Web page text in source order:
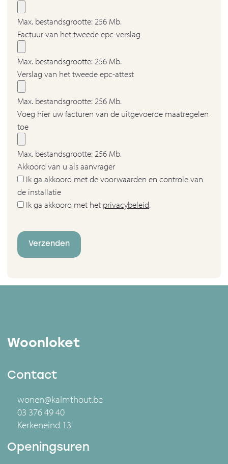
Max. bestandsgrootte: 256 Mb.
Factuur van het tweede epc-verslag
Max. bestandsgrootte: 256 Mb.
Verslag van het tweede epc-attest
Max. bestandsgrootte: 256 Mb.
Voeg hier uw facturen van de uitgevoerde maatregelen
toe
Max. bestandsgrootte: 256 Mb.
Akkoord van u als aanvrager
Ik ga akkoord met de voorwaarden en controle van
de installatie
Ik ga akkoord met het privacybeleid.
Verzenden
Woonloket
Contact
wonen@kalmthout.be
03 376 49 40
Kerkeneind 13
Openingsuren